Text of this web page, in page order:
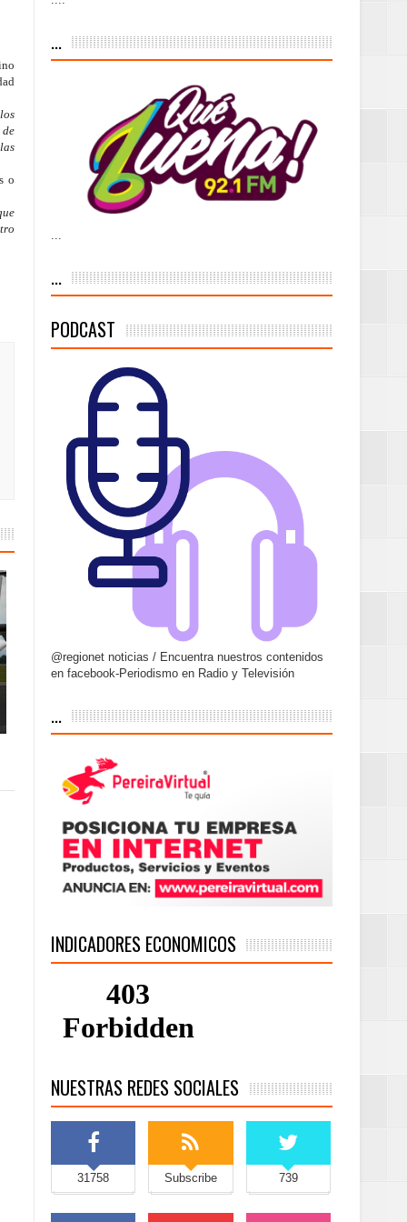
volcánico
con
vía pública y
de la meta de
o
...
...
PODCAST
@regionet noticias / Encuentra nuestros contenidos
en facebook-Periodismo en Radio y Televisión
...
INDICADORES ECONOMICOS
NUESTRAS REDES SOCIALES
31758 Subscribe 739